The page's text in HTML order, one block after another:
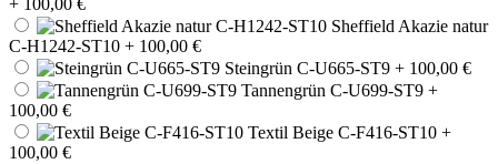
+ 100,00 €
Sheffield Akazie natur
C-H1242-ST10 + 100,00 €
Steingrün C-U665-ST9 + 100,00 €
Tannengrün C-U699-ST9 +
100,00 €
Textil Beige C-F416-ST10 +
100,00 €